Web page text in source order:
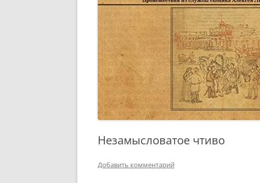
Незамысловатое чтиво
Добавить комментарий